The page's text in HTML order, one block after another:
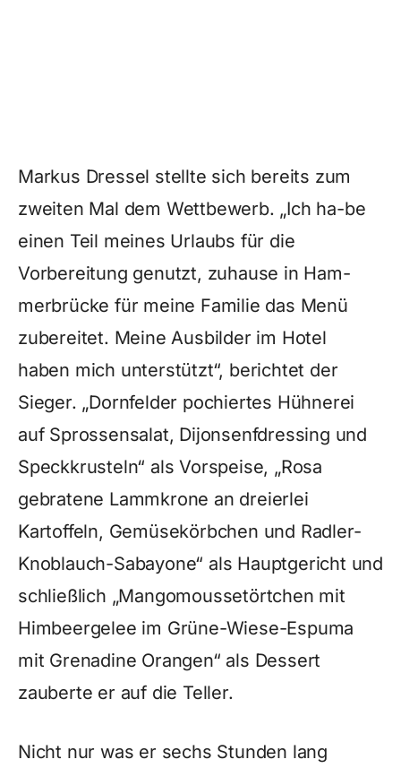
Markus Dressel stellte sich bereits zum
zweiten Mal dem Wettbewerb. „Ich ha-be
einen Teil meines Urlaubs für die
Vorbereitung genutzt, zuhause in Ham-
merbrücke für meine Familie das Menü
zubereitet. Meine Ausbilder im Hotel
haben mich unterstützt“, berichtet der
Sieger. „Dornfelder pochiertes Hühnerei
auf Sprossensalat, Dijonsenfdressing und
Speckkrusteln“ als Vorspeise, „Rosa
gebratene Lammkrone an dreierlei
Kartoffeln, Gemüsekörbchen und Radler-
Knoblauch-Sabayone“ als Hauptgericht und
schließlich „Mangomoussetörtchen mit
Himbeergelee im Grüne-Wiese-Espuma
mit Grenadine Orangen“ als Dessert
zauberte er auf die Teller.
Nicht nur was er sechs Stunden lang